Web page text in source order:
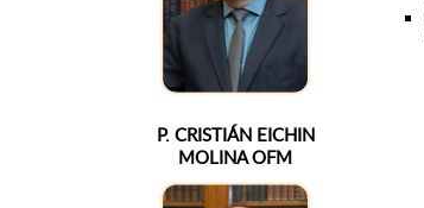
P. CRISTIÁN EICHIN
MOLINA OFM